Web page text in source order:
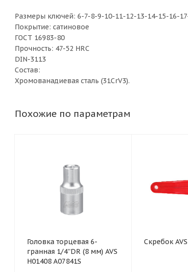
Размеры ключей: 6-7-8-9-10-11-12-13-14-15-16-
Покрытие: сатиновое
ГОСТ 16983-80
Прочность: 47-52 HRC
DIN-3113
Состав:
Хромованадиевая сталь (31CrV3).
Похожие по параметрам
Головка торцевая 6-
гранная 1/4''DR (8 мм) AVS
H01408 A07841S
Скребок